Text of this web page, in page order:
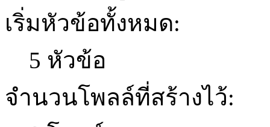
เริ่มหัวข้อทั้งหมด:
5 หัวข้อ
จำนวนโพลล์ที่สร้างไว้: